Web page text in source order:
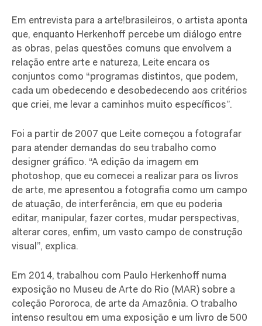
Em entrevista para a arte!brasileiros, o artista aponta
que, enquanto Herkenhoff percebe um diálogo entre
as obras, pelas questões comuns que envolvem a
relação entre arte e natureza, Leite encara os
conjuntos como “programas distintos, que podem,
cada um obedecendo e desobedecendo aos critérios
que criei, me levar a caminhos muito específicos”.
Foi a partir de 2007 que Leite começou a fotografar
para atender demandas do seu trabalho como
designer gráfico. “A edição da imagem em
photoshop, que eu comecei a realizar para os livros
de arte, me apresentou a fotografia como um campo
de atuação, de interferência, em que eu poderia
editar, manipular, fazer cortes, mudar perspectivas,
alterar cores, enfim, um vasto campo de construção
visual”, explica.
Em 2014, trabalhou com Paulo Herkenhoff numa
exposição no Museu de Arte do Rio (MAR) sobre a
coleção Pororoca, de arte da Amazônia. O trabalho
intenso resultou em uma exposição e um livro de 500